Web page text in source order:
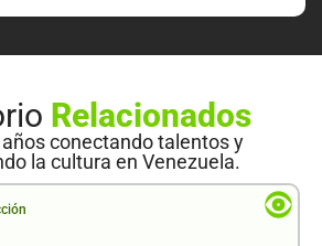
Relacionados
conectando talentos y
la cultura en Venezuela.